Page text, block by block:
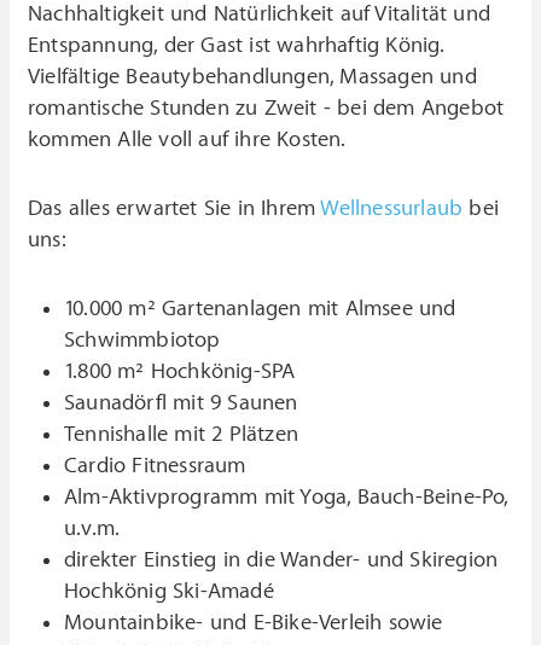
Nachhaltigkeit und Natürlichkeit auf Vitalität und
Entspannung, der Gast ist wahrhaftig König.
Vielfältige Beautybehandlungen, Massagen und
romantische Stunden zu Zweit - bei dem Angebot
kommen Alle voll auf ihre Kosten.
Das alles erwartet Sie in IhremWellnessurlaub bei
uns:
10.000 m² Gartenanlagen mit Almsee und
Schwimmbiotop
1.800 m² Hochkönig-SPA
Saunadörfl mit 9 Saunen
Tennishalle mit 2 Plätzen
Cardio Fitnessraum
Alm-Aktivprogramm mit Yoga, Bauch-Beine-Po,
u.v.m.
direkter Einstieg in die Wander- und Skiregion
Hochkönig Ski-Amadé
Mountainbike- und E-Bike-Verleih sowie